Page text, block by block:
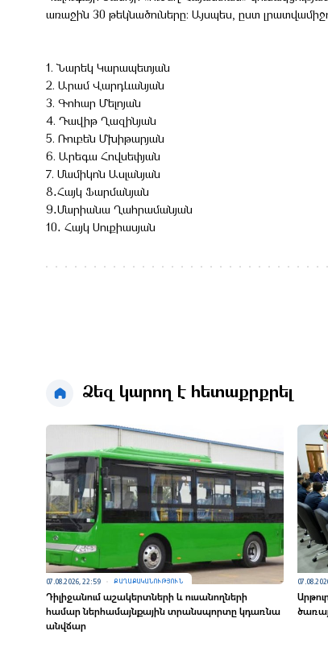
առաջին 30 թեկնածուները: Այսպես, ըստ
1. Նարեկ Կարապետյան
2. Արամ Վարդևանյան
3. Գոհար Մելոյան
4. Դավիթ Ղազինյան
5. Ռուբեն Մխիթարյան
6. Արեգա Հովսեփյան
7. Մամիկոն Ասլանյան
8․Հայկ Ֆարմանյան
9․Մարիանա Ղահրամանյան
10․ Հայկ Սուքիասյան
Ձեզ կարող է հետաքրքրել
07.08.2026, 22:59 ՔԱՂԱՔԱԿԱՆՈՒԹՅՈՒՆ
Դիլիջանում աշակերտների և ուսանողների
համար ներհամայնքային տրանսպորտը կդառնա
անվճար